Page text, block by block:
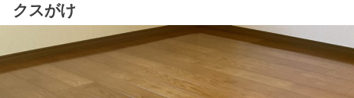
クスがけ